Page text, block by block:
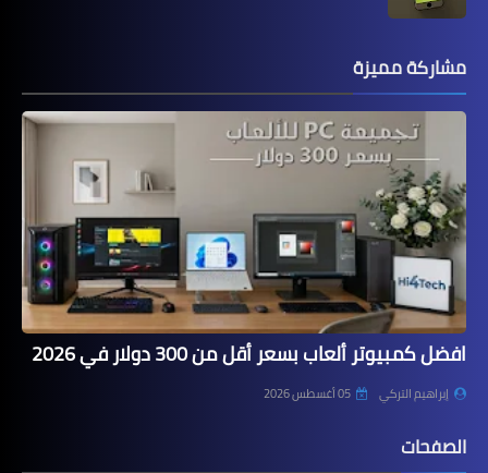
مشاركة مميزة
افضل كمبيوتر ألعاب بسعر أقل من 300 دولار في 2026
إبراهيم التركي 05 أغسطس 2026
الصفحات